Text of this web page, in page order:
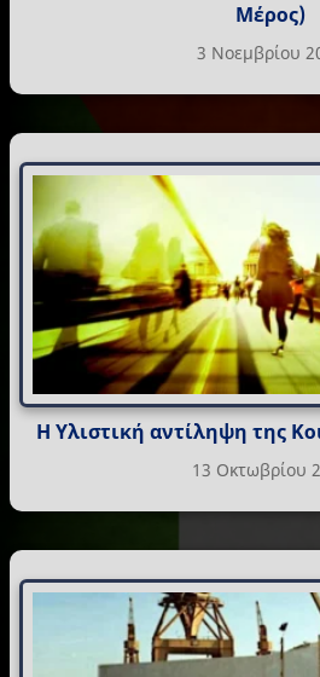
Μέρος)
3 Νοεμβρίου
Η Υλιστική αντίληψη της
13 Οκτωβρίου